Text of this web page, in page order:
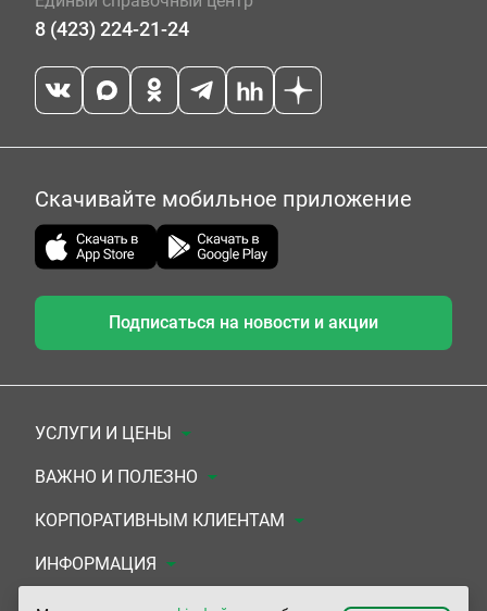
8 (423) 224-21-24
Скачивайте мобильное приложение
Подписаться на новости и акции
УСЛУГИ И ЦЕНЫ
Анализы
Комплексы
УЗИ
ВАЖНО И ПОЛЕЗНО
Документы для заключения договора
Система скидок
КОРПОРАТИВНЫМ КЛИЕНТАМ
Медицинским организациям
ИНФОРМАЦИЯ